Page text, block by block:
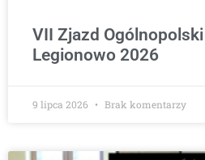
VII Zjazd
Legionowo 2026
9 lipca 2026 Brak komentarzy